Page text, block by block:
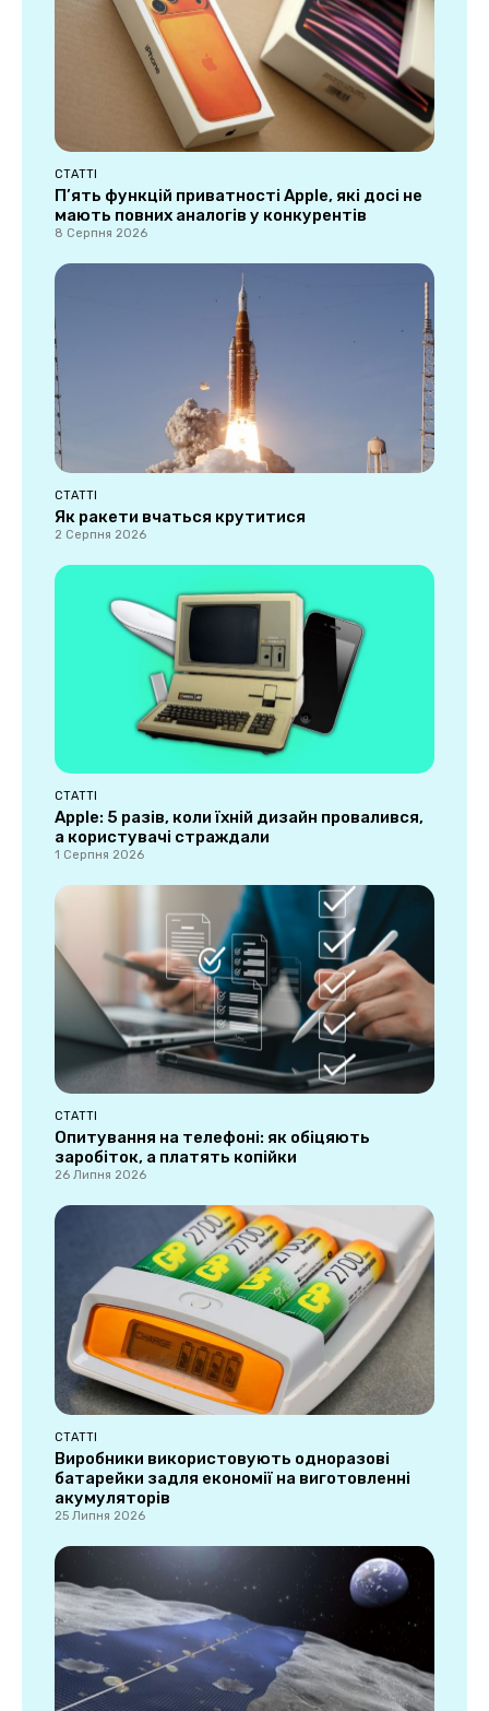
СТАТТІ
П’ять функцій приватності Apple, які досі не
мають повних аналогів у конкурентів
8 Серпня 2026
СТАТТІ
Як ракети вчаться крутитися
2 Серпня 2026
СТАТТІ
Apple: 5 разів, коли їхній дизайн провалився,
а користувачі страждали
1 Серпня 2026
СТАТТІ
Опитування на телефоні: як обіцяють
заробіток, а платять копійки
26 Липня 2026
СТАТТІ
Виробники використовують одноразові
батарейки задля економії на виготовленні
акумуляторів
25 Липня 2026